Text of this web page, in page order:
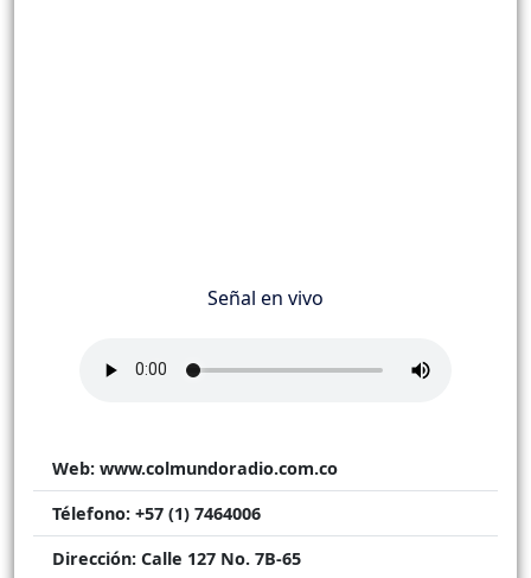
Señal en vivo
Web: www.colmundoradio.com.co
Télefono: +57 (1) 7464006
Dirección: Calle 127 No. 7B-65